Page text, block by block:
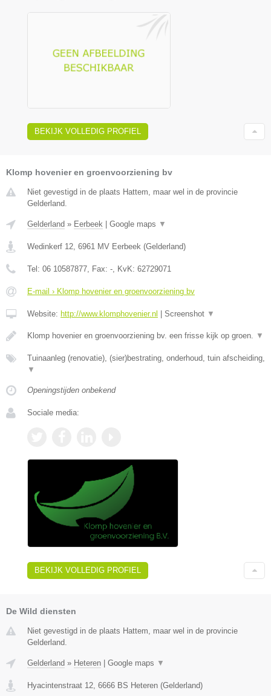
BEKIJK VOLLEDIG PROFIEL
Klomp hovenier en groenvoorziening bv
Niet gevestigd in de plaats Hattem, maar wel in de provincie
Gelderland.
Gelderland » Eerbeek Google maps ▼
Wedinkerf 12 6961 MV Eerbeek (Gelderland)
Tel: 06 10587877 , Fax: - , KvK: 62729071
E-mail › Klomp hovenier en groenvoorziening bv
Website: http://www.klomphovenier.nl Screenshot ▼
Klomp hovenier en groenvoorziening bv. een frisse kijk op groen. ▼
Tuinaanleg (renovatie), (sier)bestrating, onderhoud, tuin afscheiding,
▼
Openingstijden onbekend
Sociale media:
BEKIJK VOLLEDIG PROFIEL
De Wild diensten
Niet gevestigd in de plaats Hattem, maar wel in de provincie
Gelderland.
Gelderland » Heteren Google maps ▼
Hyacintenstraat 12 6666 BS Heteren (Gelderland)